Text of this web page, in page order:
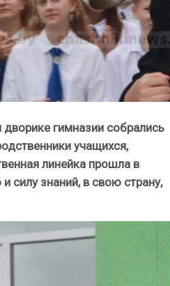
гимназии собрались
учащихся,
линейка прошла в
силу знаний, в свою страну,